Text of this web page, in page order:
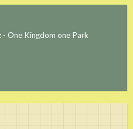
- One Kingdom one Park